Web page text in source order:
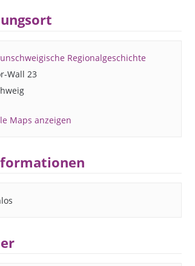
Regionalgeschichte
Wall 23
Maps anzeigen